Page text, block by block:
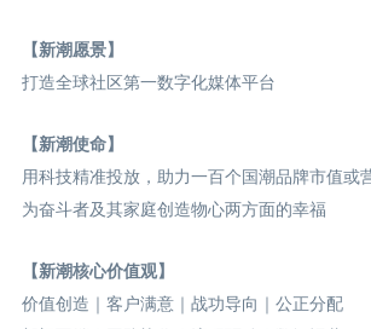
【新潮愿景】
打造全球社区第一数字化媒体平台
【新潮使命】
用科技精准投放，助力一百个国潮品牌市值或
为奋斗者及其家庭创造物心两方面的幸福
【新潮核心价值观】
价值创造｜客户满意｜战功导向｜公正分配